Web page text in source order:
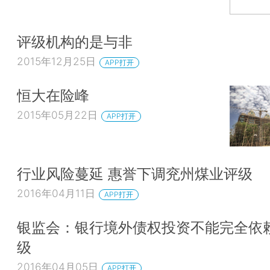
评级机构的是与非
2015年12月25日 APP打开
恒大在险峰
2015年05月22日 APP打开
行业风险蔓延 惠誉下调兖州煤业评级
2016年04月11日 APP打开
银监会：银行境外债权投资不能完全依
级
2016年04月05日 APP打开